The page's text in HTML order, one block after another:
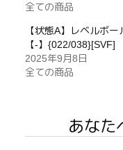
全ての商品
【状態A】レベルボー
【-】{022/038}[SVF]
2025年9月8日
全ての商品
あなた